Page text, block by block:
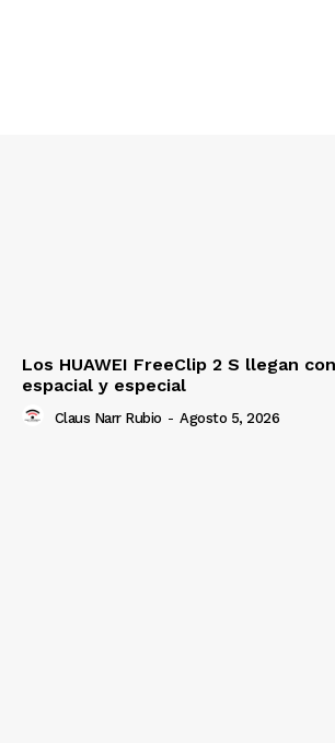
Los HUAWEI FreeClip 2 S llegan
espacial y especial
Claus Narr Rubio - Agosto 5, 2026